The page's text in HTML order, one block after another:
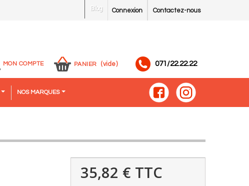
Contactez-nous
Connexion
Blog
MON COMPTE PANIER (vide) 071/22.22.22
NOS MARQUES
35,82 € TTC